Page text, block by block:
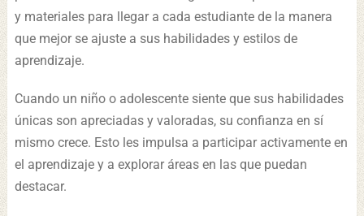
y materiales para llegar a cada estudiante de la manera
que mejor se ajuste a sus habilidades y estilos de
aprendizaje.
Cuando un niño o adolescente siente que sus habilidades
únicas son apreciadas y valoradas, su confianza en sí
mismo crece. Esto les impulsa a participar activamente en
el aprendizaje y a explorar áreas en las que puedan
destacar.